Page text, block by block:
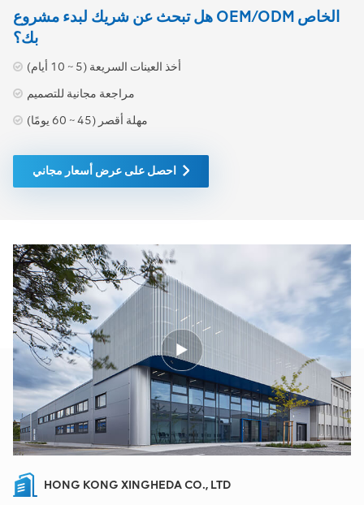
نشتري فقط معدات السوق
الخضراء ذات أعلى مستويات
المحفظة على أسماء صناعية
وHuawei وZTE وSiemens
هل تبحث عن شريك لبدء مشروع OEM/ODM الخاص
بك؟
أخذ العينات السريعة (5 ~ 10 أيام)
مراجعة مجانية للتصميم
مهلة أقصر (45 ~ 60 يومًا)
احصل على عرض أسعار مجاني
HONG KONG XINGHEDA CO., LTD